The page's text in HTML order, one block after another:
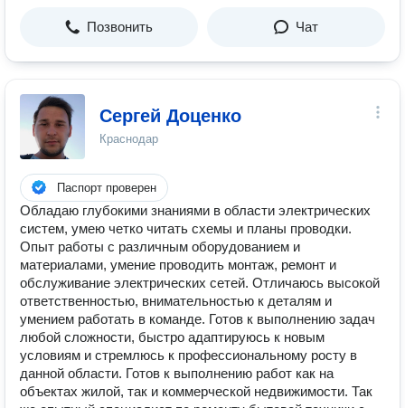
Позвонить Чат
Сергей Доценко
Краснодар
Паспорт проверен
Обладаю глубокими знаниями в области электрических
систем, умею четко читать схемы и планы проводки.
Опыт работы с различным оборудованием и
материалами, умение проводить монтаж, ремонт и
обслуживание электрических сетей. Отличаюсь высокой
ответственностью, внимательностью к деталям и
умением работать в команде. Готов к выполнению задач
любой сложности, быстро адаптируюсь к новым
условиям и стремлюсь к профессиональному росту в
данной области. Готов к выполнению работ как на
объектах жилой, так и коммерческой недвижимости. Так